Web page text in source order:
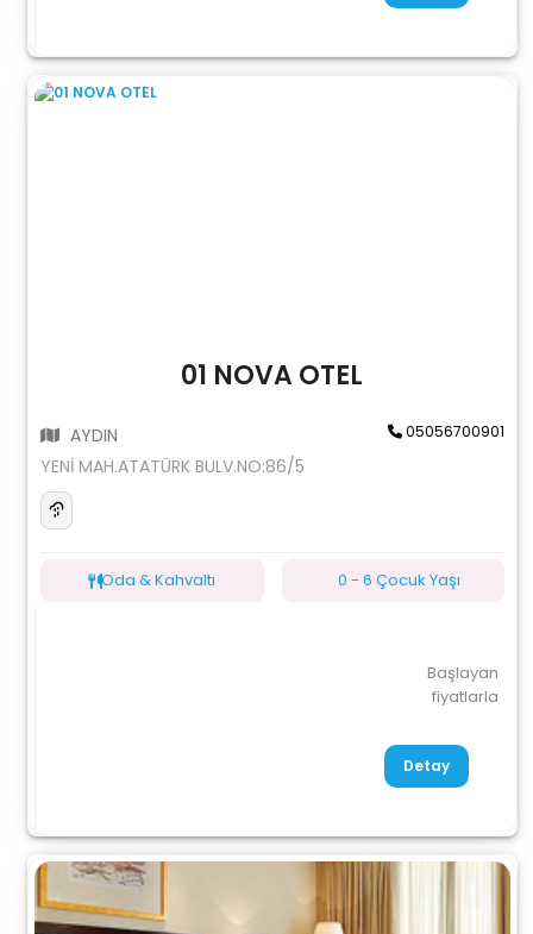
01 NOVA OTEL
AYDIN 05056700901
YENİ MAH.ATATÜRK BULV.NO:86/5
Oda & Kahvaltı 0 - 6 Çocuk Yaşı
Başlayan
fiyatlarla
Detay